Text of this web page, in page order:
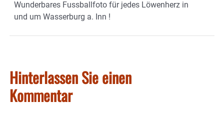
Wunderbares Fussballfoto für jedes Löwenherz in
und um Wasserburg a. Inn !
Hinterlassen Sie einen
Kommentar